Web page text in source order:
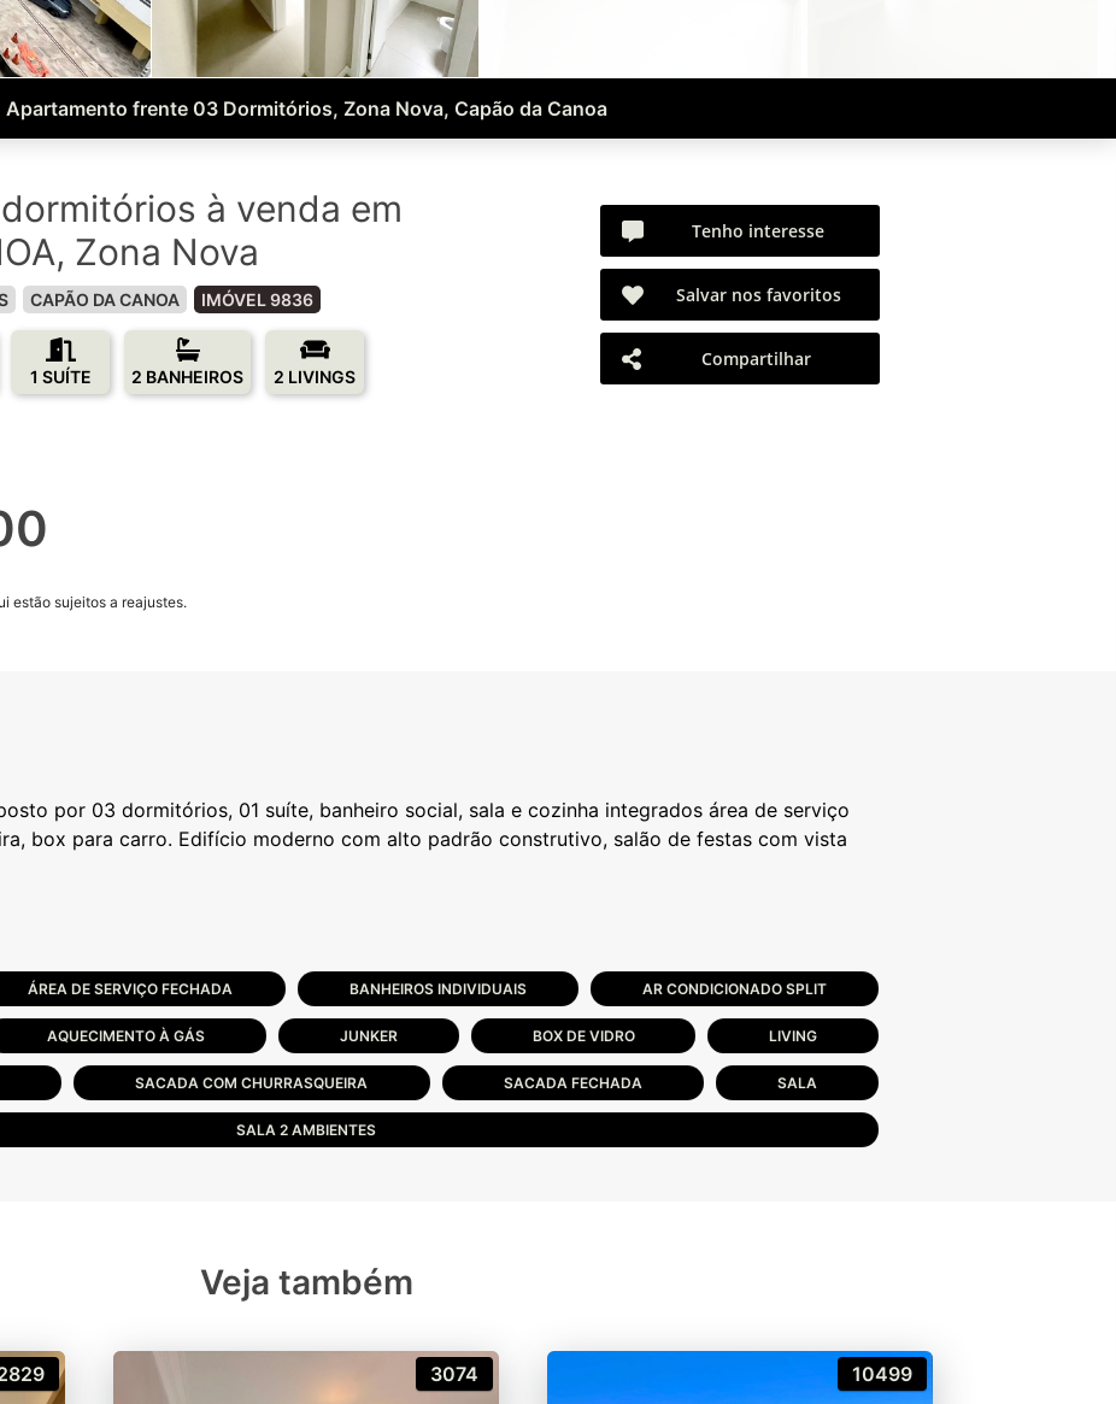
Apartamento frente 03 Dormitórios, Zona Nova, Capão da Canoa
à venda em
Zona Nova
CAPÃO DA CANOA IMÓVEL 9836
1 SUÍTE 2 BANHEIROS 2 LIVINGS
estão sujeitos a reajustes.
Tenho interesse
Salvar nos favoritos
Compartilhar
por 03 dormitórios, 01 suíte, banheiro social, sala e cozinha integrados área de serviço
box para carro. Edifício moderno com alto padrão construtivo, salão de festas com vista
ÁREA DE SERVIÇO FECHADA BANHEIROS INDIVIDUAIS AR CONDICIONADO SPLIT
AQUECIMENTO À GÁS JUNKER BOX DE VIDRO LIVING
SACADA COM CHURRASQUEIRA SACADA FECHADA SALA
SALA 2 AMBIENTES
Veja também
3074 10499